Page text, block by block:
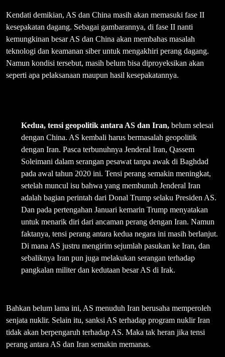
Kendati demikian, AS dan China masih akan memasuki fase II
kesepakatan dagang. Sebagai gambarannya, di fase II nanti
kemungkinan besar AS dan China akan membahas masalah
teknologi dan keamanan siber untuk mengakhiri perang dagang.
Namun kondisi tersebut, masih belum bisa diproyeksikan akan
seperti apa pelaksanaan maupun hasil kesepakatannya.
Kedua, tensi geopolitik antara AS dan Iran, belum selesai
dengan China. AS kembali harus bermasalah geopolitik
dengan Iran. Pasca terbunuhnya Jenderal Iran, Qassem
Soleimani dalam serangan pesawat tanpa awak di Baghdad
pada awal tahun 2020 ini. Tensi perang semakin meningkat,
setelah muncul isu bahwa yang membunuh Jenderal Iran
adalah bagian perintah dari Donal Trump selaku Presiden AS.
Dan pada pertengahan Januari kemarin Trump menyatakan
untuk menarik diri dari ancaman perang dengan Iran. Namun
faktanya, tensi perang antara kedua negara ini masih berlanjut.
Di mana AS justru mengirim sejumlah pasukan ke Iran, dan
sebaliknya Iran pun juga melakukan serangan terhadap
pangkalan militer dan kedutaan besar AS di Irak.
Bahkan belum lama ini, AS menuduh Iran berusaha memperoleh
senjata nuklir. Selain itu, sanksi AS terhadap program nuklir Iran
tidak akan berpengaruh terhadap AS. Maka tak heran jika tensi
perang antara AS dan Iran semakin memanas.